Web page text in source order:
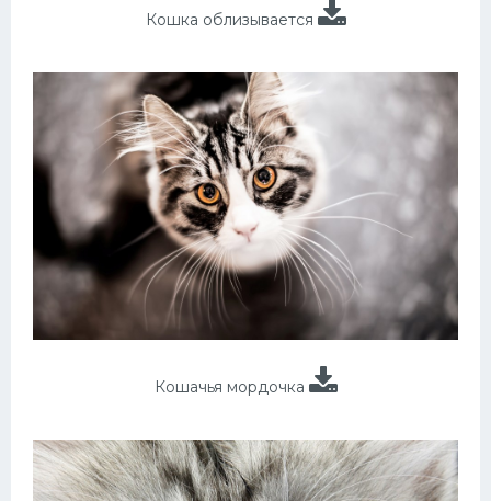
Кошка облизывается
Кошачья мордочка